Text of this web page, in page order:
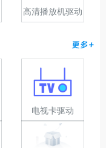
高清播放机驱动
更多+
电视卡驱动